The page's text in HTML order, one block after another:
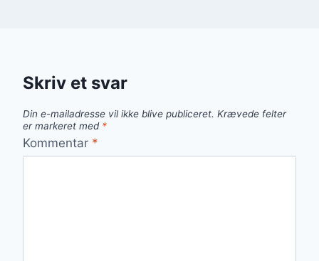
Skriv et svar
Din e-mailadresse vil ikke blive publiceret. Krævede felter
er markeret med *
Kommentar *